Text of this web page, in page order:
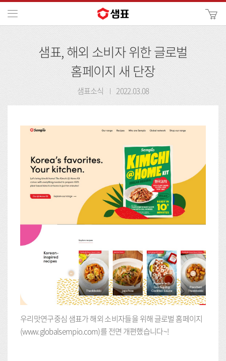
색
샘표, 해외 소비자 위한 글로벌
홈페이지 새 단장
샘표소식 2022.03.08
우리맛연구중심 샘표가 해외 소비자들을 위해 글로벌 홈페이지
(www.globalsempio.com)를 전면 개편했습니다~!